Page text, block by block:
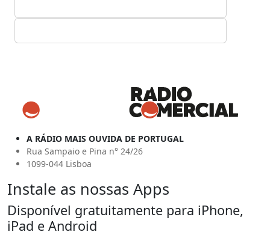
A RÁDIO MAIS OUVIDA DE PORTUGAL
Rua Sampaio e Pina n° 24/26
1099-044 Lisboa
Instale as nossas Apps
Disponível gratuitamente para iPhone,
iPad e Android